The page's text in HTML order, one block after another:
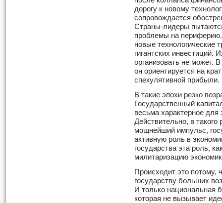
дорогу к новому
сопровождается
Страны-лидеры
проблемы на
новые технологические
гигантских инвестиций.
организовать не может.
он ориентируется на
спекулятивной прибыли.
В такие эпохи резко
Государственный
весьма характерное для
Действительно, в такого
мощнейший импульс,
активную роль в
государства эта роль,
милитаризацию
Происходит это потому,
государству больших
И только национальная
которая не вызывает